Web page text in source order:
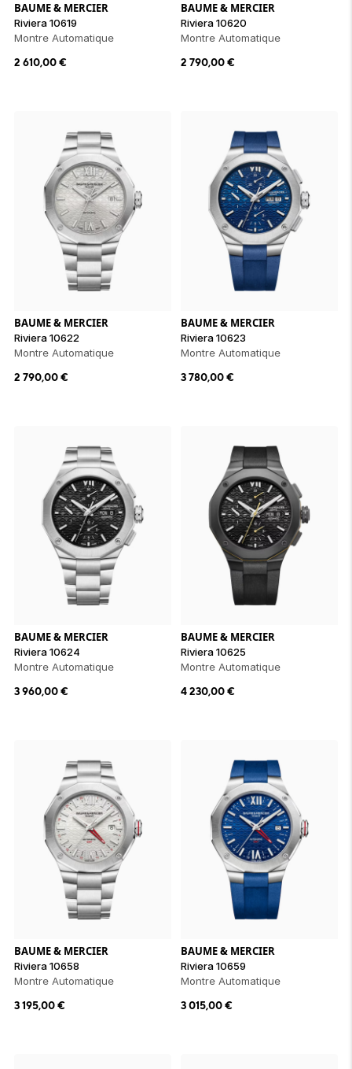
BAUME & MERCIER
Riviera 10619
Montre Automatique
2 610,00€
BAUME & MERCIER
Riviera 10620
Montre Automatique
2 790,00€
BAUME & MERCIER
Riviera 10622
Montre Automatique
2 790,00€
BAUME & MERCIER
Riviera 10623
Montre Automatique
3 780,00€
BAUME & MERCIER
Riviera 10624
Montre Automatique
3 960,00€
BAUME & MERCIER
Riviera 10625
Montre Automatique
4 230,00€
BAUME & MERCIER
Riviera 10658
Montre Automatique
3 195,00€
BAUME & MERCIER
Riviera 10659
Montre Automatique
3 015,00€